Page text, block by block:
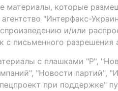
материалы, которые
агентство "Интерфакс-
и/или
с письменного разрешения
с плашками "Р",
"Новости партий",
при поддержке"